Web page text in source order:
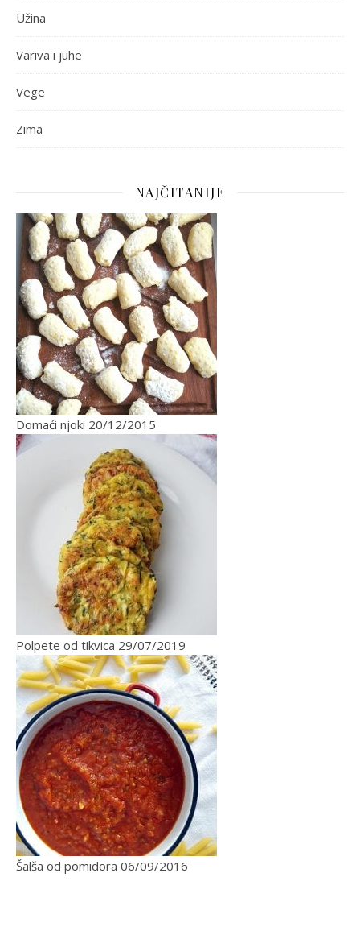
Užina
Variva i juhe
Vege
Zima
NAJČITANIJE
Domaći njoki 20/12/2015
Polpete od tikvica 29/07/2019
Šalša od pomidora 06/09/2016